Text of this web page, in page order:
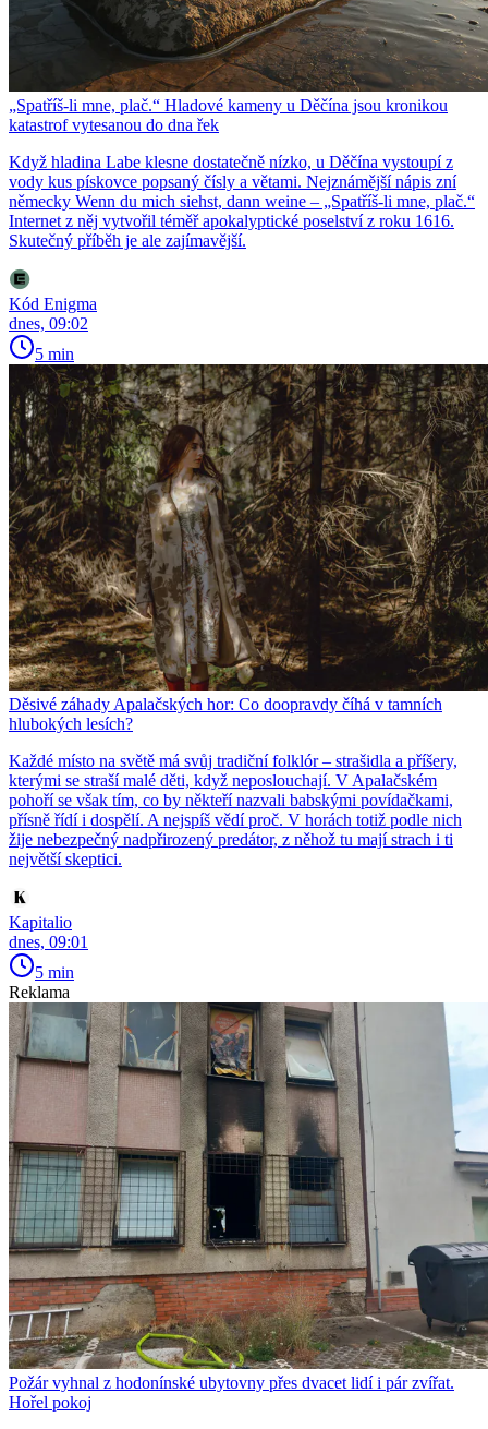
„Spatříš-li mne, plač.“ Hladové kameny u Děčína jsou kronikou
katastrof vytesanou do dna řek
Když hladina Labe klesne dostatečně nízko, u Děčína vystoupí z
vody kus pískovce popsaný čísly a větami. Nejznámější nápis zní
německy Wenn du mich siehst, dann weine – „Spatříš-li mne, plač.“
Internet z něj vytvořil téměř apokalyptické poselství z roku 1616.
Skutečný příběh je ale zajímavější.
Kód Enigma
dnes, 09:02
5 min
Děsivé záhady Apalačských hor: Co doopravdy číhá v tamních
hlubokých lesích?
Každé místo na světě má svůj tradiční folklór – strašidla a příšery,
kterými se straší malé děti, když neposlouchají. V Apalačském
pohoří se však tím, co by někteří nazvali babskými povídačkami,
přísně řídí i dospělí. A nejspíš vědí proč. V horách totiž podle nich
žije nebezpečný nadpřirozený predátor, z něhož tu mají strach i ti
největší skeptici.
Kapitalio
dnes, 09:01
5 min
Reklama
Požár vyhnal z hodonínské ubytovny přes dvacet lidí i pár zvířat.
Hořel pokoj